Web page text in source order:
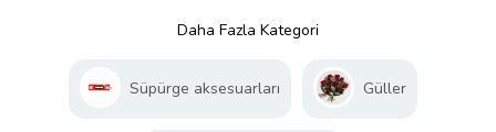
Daha Fazla Kategori
Süpürge aksesuarları Güller